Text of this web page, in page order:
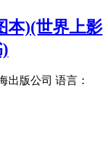
本)(世界上影
出版公司 语言：